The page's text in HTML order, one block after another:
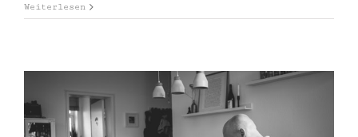
Weiterlesen